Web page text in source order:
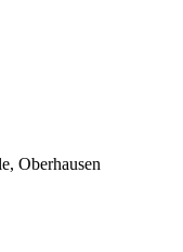
Oberhausen